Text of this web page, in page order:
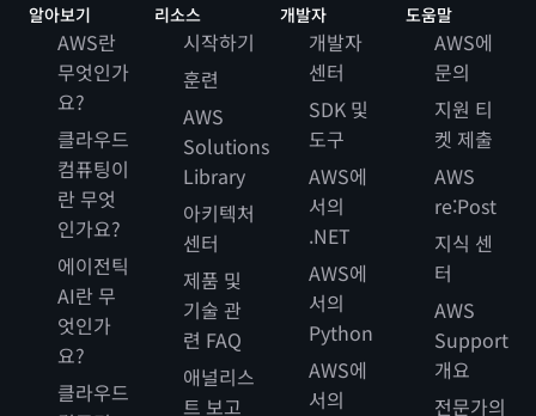
알아보기
AWS란
무엇인가
요?
클라우드
컴퓨팅이
란 무엇
인가요?
에이전틱
AI란 무
엇인가
요?
클라우드
리소스
시작하기
훈련
AWS
Solutions
Library
아키텍처
센터
제품 및
기술 관
련 FAQ
애널리스
트 보고
개발자
개발자
센터
SDK 및
도구
AWS에
서의
.NET
AWS에
서의
Python
AWS에
서의
도움말
AWS에
문의
지원 티
켓 제출
AWS
re:Post
지식 센
터
AWS
Support
개요
전문가의